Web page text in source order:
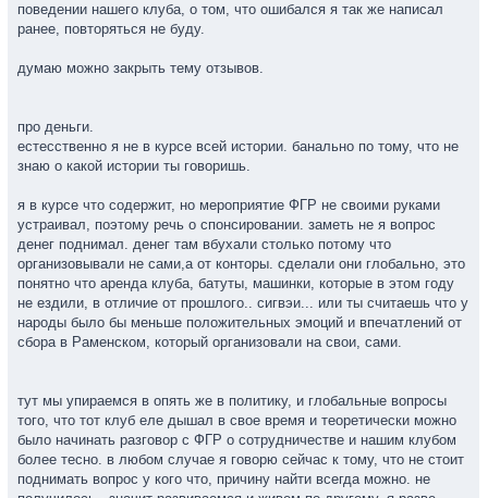
поведении нашего клуба, о том, что ошибался я так же написал
ранее, повторяться не буду.
думаю можно закрыть тему отзывов.
про деньги.
естесственно я не в курсе всей истории. банально по тому, что не
знаю о какой истории ты говоришь.
я в курсе что содержит, но мероприятие ФГР не своими руками
устраивал, поэтому речь о спонсировании. заметь не я вопрос
денег поднимал. денег там вбухали столько потому что
организовывали не сами,а от конторы. сделали они глобально, это
понятно что аренда клуба, батуты, машинки, которые в этом году
не ездили, в отличие от прошлого.. сигвэи... или ты считаешь что у
народы было бы меньше положительных эмоций и впечатлений от
сбора в Раменском, который организовали на свои, сами.
тут мы упираемся в опять же в политику, и глобальные вопросы
того, что тот клуб еле дышал в свое время и теоретически можно
было начинать разговор с ФГР о сотрудничестве и нашим клубом
более тесно. в любом случае я говорю сейчас к тому, что не стоит
поднимать вопрос у кого что, причину найти всегда можно. не